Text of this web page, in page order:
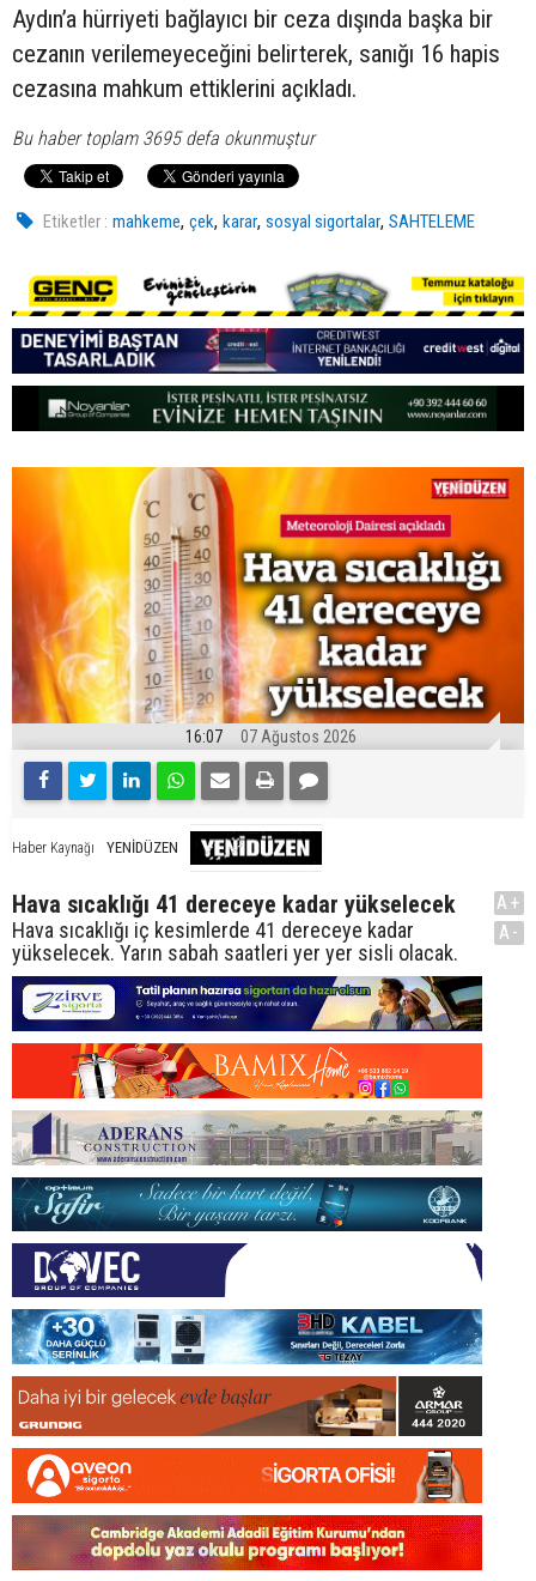
Aydın’a hürriyeti bağlayıcı bir ceza dışında başka bir
cezanın verilemeyeceğini belirterek, sanığı 16 hapis
cezasına mahkum ettiklerini açıkladı.
Bu haber toplam 3695 defa okunmuştur
Etiketler : mahkeme,çek,karar,sosyal sigortalar,SAHTELEME
16:07 07 Ağustos 2026
Haber Kaynağı YENİDÜZEN
Hava sıcaklığı 41 dereceye kadar yükselecek
Hava sıcaklığı iç kesimlerde 41 dereceye kadar
yükselecek. Yarın sabah saatleri yer yer sisli olacak.
A+
A-